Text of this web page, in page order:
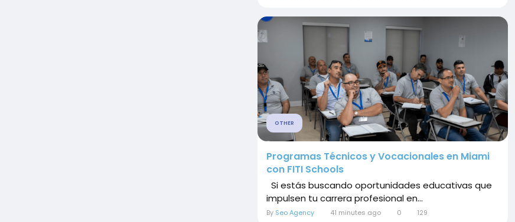
OTHER
Programas Técnicos y Vocacionales en Miami
con FITI Schools
Si estás buscando oportunidades educativas que
impulsen tu carrera profesional en...
By Seo Agency 41 minutes ago 0 129